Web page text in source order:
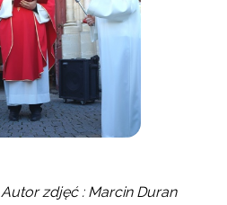
Autor zdjęć : Marcin Duran